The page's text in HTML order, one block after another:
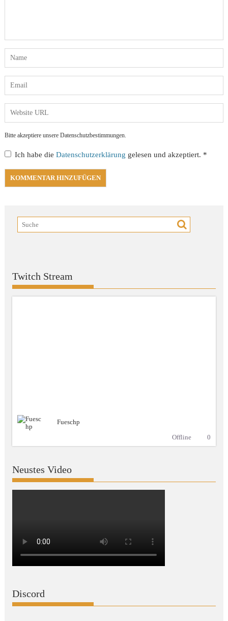
Bitte akzeptiere unsere Datenschutzbestimmungen.
Ich habe dieDatenschutzerklärung gelesen und akzeptiert. *
Twitch Stream
Fueschp
Offline
0
Neustes Video
Discord